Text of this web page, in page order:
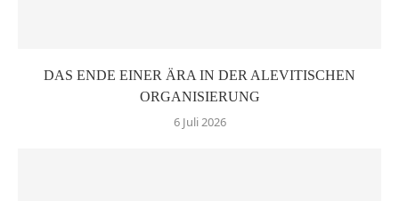
DAS ENDE EINER ÄRA IN DER ALEVITISCHEN
ORGANISIERUNG
6 Juli 2026